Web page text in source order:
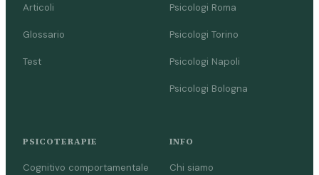
Articoli
Glossario
Test
Psicologi Roma
Psicologi Torino
Psicologi Napoli
Psicologi Bologna
PSICOTERAPIE
Cognitivo comportamentale
INFO
Chi siamo